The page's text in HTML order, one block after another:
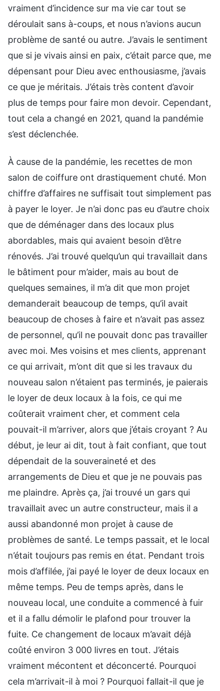
vraiment d’incidence sur ma vie car tout se
déroulait sans à-coups, et nous n’avions aucun
problème de santé ou autre. J’avais le sentiment
que si je vivais ainsi en paix, c’était parce que, me
dépensant pour Dieu avec enthousiasme, j’avais
ce que je méritais. J’étais très content d’avoir
plus de temps pour faire mon devoir. Cependant,
tout cela a changé en 2021, quand la pandémie
s’est déclenchée.
À cause de la pandémie, les recettes de mon
salon de coiffure ont drastiquement chuté. Mon
chiffre d’affaires ne suffisait tout simplement pas
à payer le loyer. Je n’ai donc pas eu d’autre choix
que de déménager dans des locaux plus
abordables, mais qui avaient besoin d’être
rénovés. J’ai trouvé quelqu’un qui travaillait dans
le bâtiment pour m’aider, mais au bout de
quelques semaines, il m’a dit que mon projet
demanderait beaucoup de temps, qu’il avait
beaucoup de choses à faire et n’avait pas assez
de personnel, qu’il ne pouvait donc pas travailler
avec moi. Mes voisins et mes clients, apprenant
ce qui arrivait, m’ont dit que si les travaux du
nouveau salon n’étaient pas terminés, je paierais
le loyer de deux locaux à la fois, ce qui me
coûterait vraiment cher, et comment cela
pouvait-il m’arriver, alors que j’étais croyant ? Au
début, je leur ai dit, tout à fait confiant, que tout
dépendait de la souveraineté et des
arrangements de Dieu et que je ne pouvais pas
me plaindre. Après ça, j’ai trouvé un gars qui
travaillait avec un autre constructeur, mais il a
aussi abandonné mon projet à cause de
problèmes de santé. Le temps passait, et le local
n’était toujours pas remis en état. Pendant trois
mois d’affilée, j’ai payé le loyer de deux locaux en
même temps. Peu de temps après, dans le
nouveau local, une conduite a commencé à fuir
et il a fallu démolir le plafond pour trouver la
fuite. Ce changement de locaux m’avait déjà
coûté environ 3 000 livres en tout. J’étais
vraiment mécontent et déconcerté. Pourquoi
cela m’arrivait-il à moi ? Pourquoi fallait-il que je